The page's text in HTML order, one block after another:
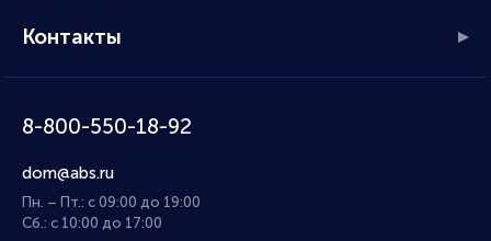
Контакты
8-800-550-18-92
dom@abs.ru
Пн. – Пт.: с 09:00 до 19:00
Сб.: с 10:00 до 17:00